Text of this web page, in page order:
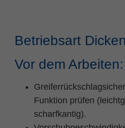
Betriebsart
Vor dem Arbeiten:
Funktion prüfen
scharfkantig).